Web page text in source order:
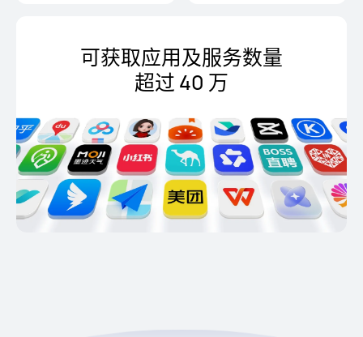
可获取应用及服务数量
超过 40 万